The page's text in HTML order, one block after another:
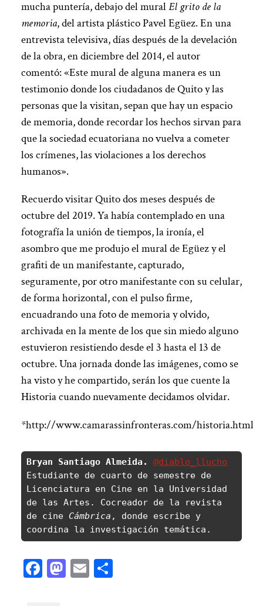
mucha puntería, debajo del muralEl grito de la
memoria, del artista plástico Pavel Egüez. En una
entrevista televisiva, días después de la develación
de la obra, en diciembre del 2014, el autor
comentó: «Este mural de alguna manera es un
testimonio donde los ciudadanos de Quito y las
personas que la visitan, sepan que hay un espacio
de memoria, donde recordar los hechos sirvan para
que la sociedad ecuatoriana no vuelva a cometer
los crímenes, las violaciones a los derechos
humanos».
Recuerdo visitar Quito dos meses después de
octubre del 2019. Ya había contemplado en una
fotografía la unión de tiempos, la ironía, el
asombro que me produjo el mural de Egüez y el
grafiti de un manifestante, capturado,
seguramente, por otro manifestante con su celular,
de forma horizontal, con el pulso firme,
encuadrando una foto de memoria y olvido,
archivada en la mente de los que sin miedo alguno
estuvieron resistiendo desde el 3 hasta el 13 de
octubre. Una jornada donde las imágenes, como se
ha visto y he compartido, serán los que cuente la
Historia cuando nuevamente decidamos olvidar.
*http://www.camarassinfronteras.com/historia.html
Bryan Santiago Almeida.
@diablo_llucho
Estudiante de cuarto de semestre de
Licenciatura en Cine en la Universidad
de las Artes. Cocreador de la revista
de cine Cámbrica , donde escribe y
coordina la investigación temática.
Facebook
Mastodon
EmailCompartir